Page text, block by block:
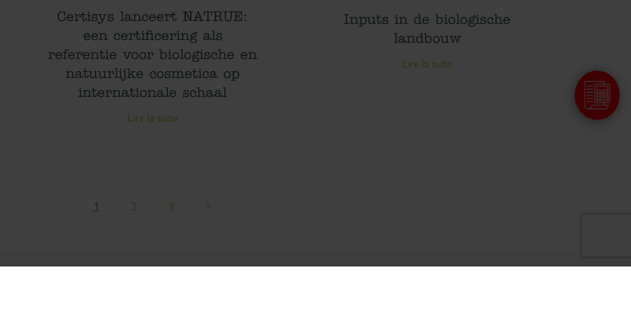
paramètres de confidentialité, en garantissant la conformité avec les réglementations. Personnalisez vos
Certisys lanceert NATRUE:
een certificering als
referentie voor biologische en
natuurlijke cosmetica op
internationale schaal
Lire la suite
Inputs in de biologische
landbouw
Lire la suite
1 2 3 >